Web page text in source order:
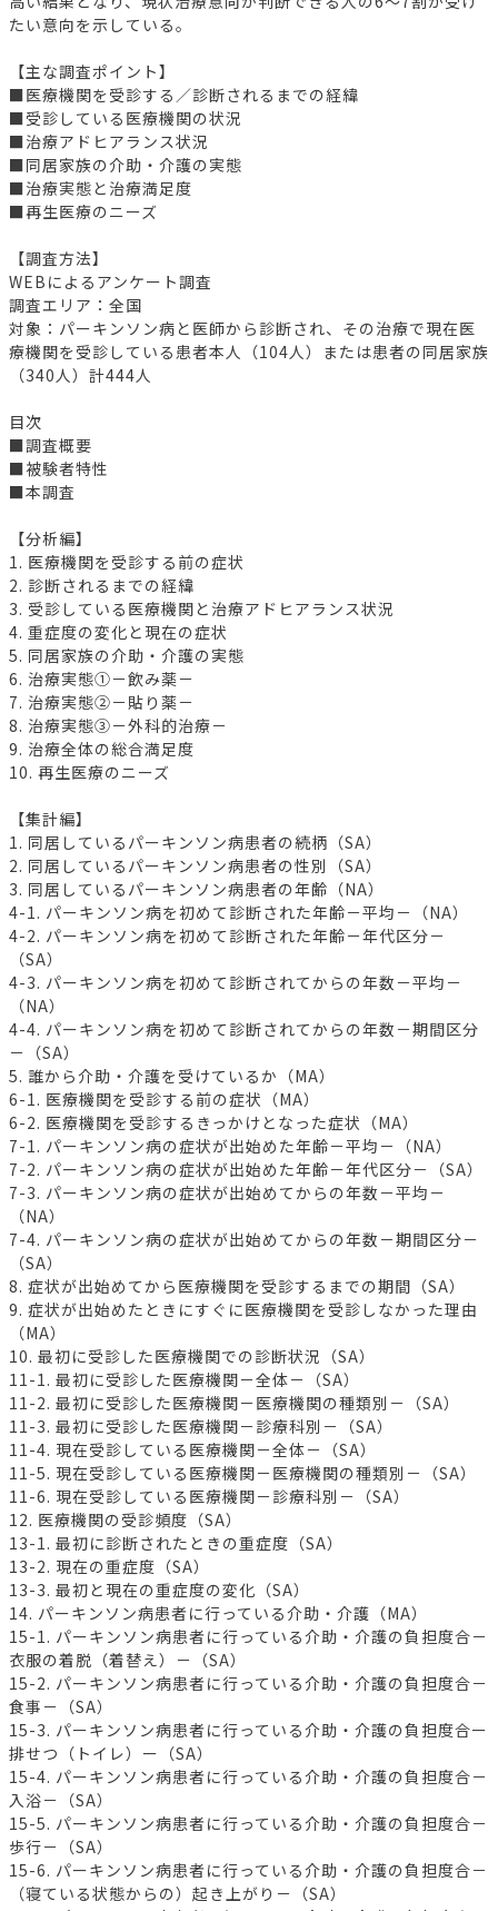
たい意向を示している。
【主な調査ポイント】
■医療機関を受診する／診断されるまでの経緯
■受診している医療機関の状況
■治療アドヒアランス状況
■同居家族の介助・介護の実態
■治療実態と治療満足度
■再生医療のニーズ
【調査方法】
WEBによるアンケート調査
調査エリア：全国
対象：パーキンソン病と医師から診断され、その治療で現在医
療機関を受診している患者本人（104人）または患者の同居家族
（340人）計444人
目次
■調査概要
■被験者特性
■本調査
【分析編】
1. 医療機関を受診する前の症状
2. 診断されるまでの経緯
3. 受診している医療機関と治療アドヒアランス状況
4. 重症度の変化と現在の症状
5. 同居家族の介助・介護の実態
6. 治療実態①－飲み薬－
7. 治療実態②－貼り薬－
8. 治療実態③－外科的治療－
9. 治療全体の総合満足度
10. 再生医療のニーズ
【集計編】
1. 同居しているパーキンソン病患者の続柄（SA）
2. 同居しているパーキンソン病患者の性別（SA）
3. 同居しているパーキンソン病患者の年齢（NA）
4-1. パーキンソン病を初めて診断された年齢－平均－（NA）
4-2. パーキンソン病を初めて診断された年齢－年代区分－
（SA）
4-3. パーキンソン病を初めて診断されてからの年数－平均－
（NA）
4-4. パーキンソン病を初めて診断されてからの年数－期間区分
－（SA）
5. 誰から介助・介護を受けているか（MA）
6-1. 医療機関を受診する前の症状（MA）
6-2. 医療機関を受診するきっかけとなった症状（MA）
7-1. パーキンソン病の症状が出始めた年齢－平均－（NA）
7-2. パーキンソン病の症状が出始めた年齢－年代区分－（SA）
7-3. パーキンソン病の症状が出始めてからの年数－平均－
（NA）
7-4. パーキンソン病の症状が出始めてからの年数－期間区分－
（SA）
8. 症状が出始めてから医療機関を受診するまでの期間（SA）
9. 症状が出始めたときにすぐに医療機関を受診しなかった理由
（MA）
10. 最初に受診した医療機関での診断状況（SA）
11-1. 最初に受診した医療機関－全体－（SA）
11-2. 最初に受診した医療機関－医療機関の種類別－（SA）
11-3. 最初に受診した医療機関－診療科別－（SA）
11-4. 現在受診している医療機関－全体－（SA）
11-5. 現在受診している医療機関－医療機関の種類別－（SA）
11-6. 現在受診している医療機関－診療科別－（SA）
12. 医療機関の受診頻度（SA）
13-1. 最初に診断されたときの重症度（SA）
13-2. 現在の重症度（SA）
13-3. 最初と現在の重症度の変化（SA）
14. パーキンソン病患者に行っている介助・介護（MA）
15-1. パーキンソン病患者に行っている介助・介護の負担度合－
衣服の着脱（着替え）－（SA）
15-2. パーキンソン病患者に行っている介助・介護の負担度合－
食事－（SA）
15-3. パーキンソン病患者に行っている介助・介護の負担度合ー
排せつ（トイレ）ー（SA）
15-4. パーキンソン病患者に行っている介助・介護の負担度合－
入浴－（SA）
15-5. パーキンソン病患者に行っている介助・介護の負担度合－
歩行－（SA）
15-6. パーキンソン病患者に行っている介助・介護の負担度合－
（寝ている状態からの）起き上がり－（SA）